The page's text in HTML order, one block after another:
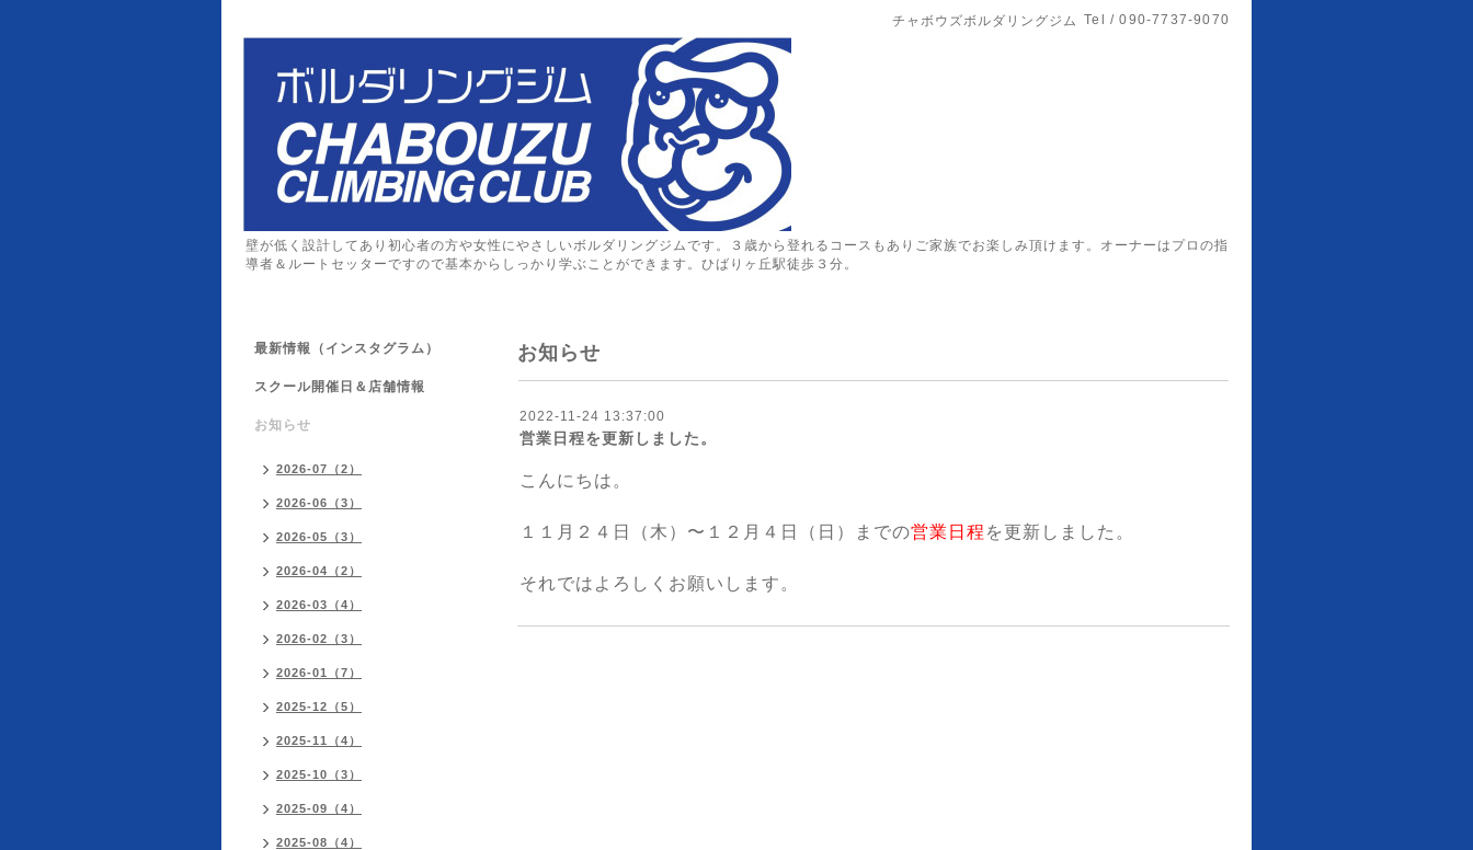
チャボウズボルダリングジム Tel / 090-7737-9070
壁が低く設計してあり初心者の方や女性にやさしいボルダリングジムです。３歳から登れるコースもありご家族でお楽しみ頂けます。オーナーはプロの指
導者＆ルートセッターですので基本からしっかり学ぶことができます。ひばりヶ丘駅徒歩３分。
お知らせ
2022-11-24 13:37:00
営業日程を更新しました。
こんにちは。
１１月２４日（木）〜１２月４日（日）までの営業日程 を更新しました。
それではよろしくお願いします。
最新情報（インスタグラム）
スクール開催日＆店舗情報
お知らせ
2026-07（2）
2026-06（3）
2026-05（3）
2026-04（2）
2026-03（4）
2026-02（3）
2026-01（7）
2025-12（5）
2025-11（4）
2025-10（3）
2025-09（4）
2025-08（4）